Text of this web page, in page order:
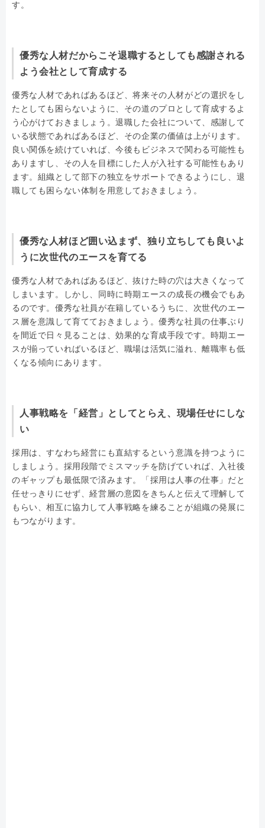
す。
優秀な人材だからこそ退職するとしても感謝される
よう会社として育成する
優秀な人材であればあるほど、将来その人材がどの選択をし
たとしても困らないように、その道のプロとして育成するよ
う心がけておきましょう。退職した会社について、感謝して
いる状態であればあるほど、その企業の価値は上がります。
良い関係を続けていれば、今後もビジネスで関わる可能性も
ありますし、その人を目標にした人が入社する可能性もあり
ます。組織として部下の独立をサポートできるようにし、退
職しても困らない体制を用意しておきましょう。
優秀な人材ほど囲い込まず、独り立ちしても良いよ
うに次世代のエースを育てる
優秀な人材であればあるほど、抜けた時の穴は大きくなって
しまいます。しかし、同時に時期エースの成長の機会でもあ
るのです。優秀な社員が在籍しているうちに、次世代のエー
ス層を意識して育てておきましょう。優秀な社員の仕事ぶり
を間近で日々見ることは、効果的な育成手段です。時期エー
スが揃っていればいるほど、職場は活気に溢れ、離職率も低
くなる傾向にあります。
人事戦略を「経営」としてとらえ、現場任せにしな
い
採用は、すなわち経営にも直結するという意識を持つように
しましょう。採用段階でミスマッチを防げていれば、入社後
のギャップも最低限で済みます。「採用は人事の仕事」だと
任せっきりにせず、経営層の意図をきちんと伝えて理解して
もらい、相互に協力して人事戦略を練ることが組織の発展に
もつながります。